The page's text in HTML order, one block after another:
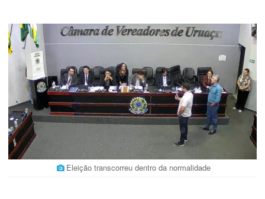
Eleição transcorreu dentro da normalidade